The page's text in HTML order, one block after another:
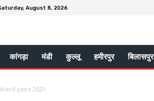
August 8, 2026
कांगड़ा मंडी कुल्लू हमीरपुर बिलासपुर
yatra 2021